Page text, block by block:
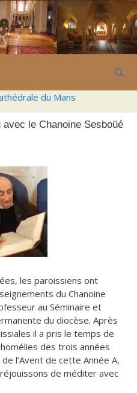
du Mans
le Chanoine Sesboüé
les paroissiens ont
du Chanoine
au Séminaire et
du diocèse. Après
il a pris le temps de
des trois années
l’Avent de cette Année A,
de méditer avec